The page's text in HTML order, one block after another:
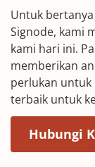
Untuk
Signode, kami
kami hari ini.
memberikan
perlukan untuk
terbaik untuk
Hubungi